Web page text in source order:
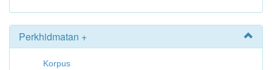
Perkhidmatan +
Korpus